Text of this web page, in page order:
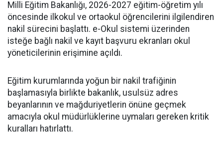
Milli Eğitim Bakanlığı, 2026-2027 eğitim-öğretim yılı
öncesinde ilkokul ve ortaokul öğrencilerini ilgilendiren
nakil sürecini başlattı. e-Okul sistemi üzerinden
isteğe bağlı nakil ve kayıt başvuru ekranları okul
yöneticilerinin erişimine açıldı.
Eğitim kurumlarında yoğun bir nakil trafiğinin
başlamasıyla birlikte bakanlık, usulsüz adres
beyanlarının ve mağduriyetlerin önüne geçmek
amacıyla okul müdürlüklerine uymaları gereken kritik
kuralları hatırlattı.